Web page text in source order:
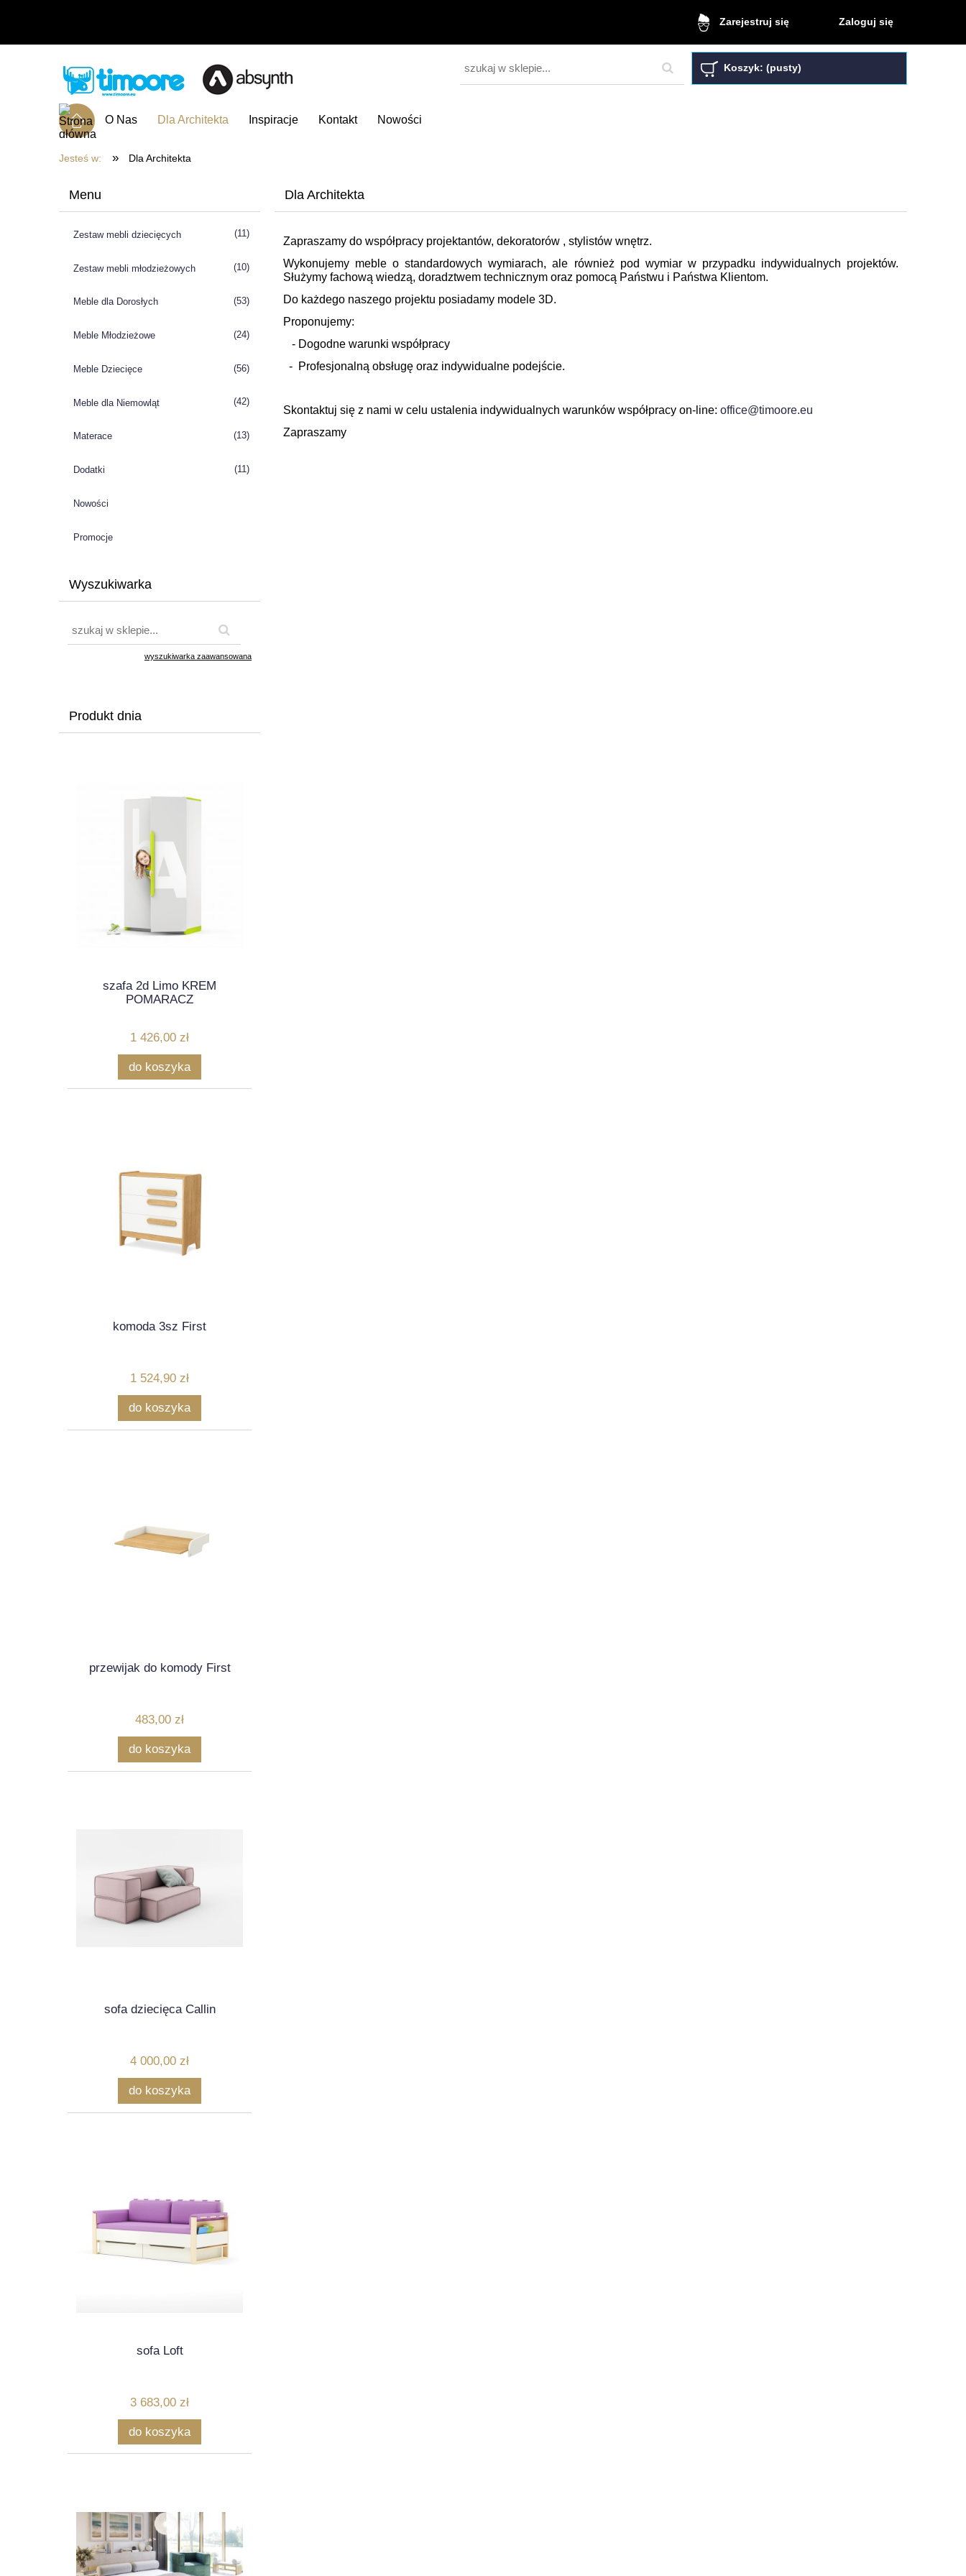
Zarejestruj się Zaloguj się
Koszyk: (pusty)
O Nas Dla Architekta Inspiracje Kontakt Nowości
Jesteś w: » Dla Architekta
Menu
Zestaw mebli dziecięcych (11)
Zestaw mebli młodzieżowych (10)
Meble dla Dorosłych (53)
Meble Młodzieżowe (24)
Meble Dziecięce (56)
Meble dla Niemowląt (42)
Materace (13)
Dodatki (11)
Nowości
Promocje
Wyszukiwarka
wyszukiwarka zaawansowana
Produkt dnia
szafa 2d Limo KREM
POMARACZ
1 426,00 zł
do koszyka
komoda 3sz First
1 524,90 zł
do koszyka
przewijak do komody First
483,00 zł
do koszyka
sofa dziecięca Callin
4 000,00 zł
do koszyka
sofa Loft
3 683,00 zł
do koszyka
Dla Architekta
Zapraszamy do współpracy projektantów, dekoratorów , stylistów wnętrz.
Wykonujemy meble o standardowych wymiarach, ale również pod wymiar w przypadku indywidualnych projektów.
Służymy fachową wiedzą, doradztwem technicznym oraz pomocą Państwu i Państwa Klientom.
Do każdego naszego projektu posiadamy modele 3D.
Proponujemy:
- Dogodne warunki współpracy
- Profesjonalną obsługę oraz indywidualne podejście.
Skontaktuj się z nami w celu ustalenia indywidualnych warunków współpracy on-line: office@timoore.eu
Zapraszamy